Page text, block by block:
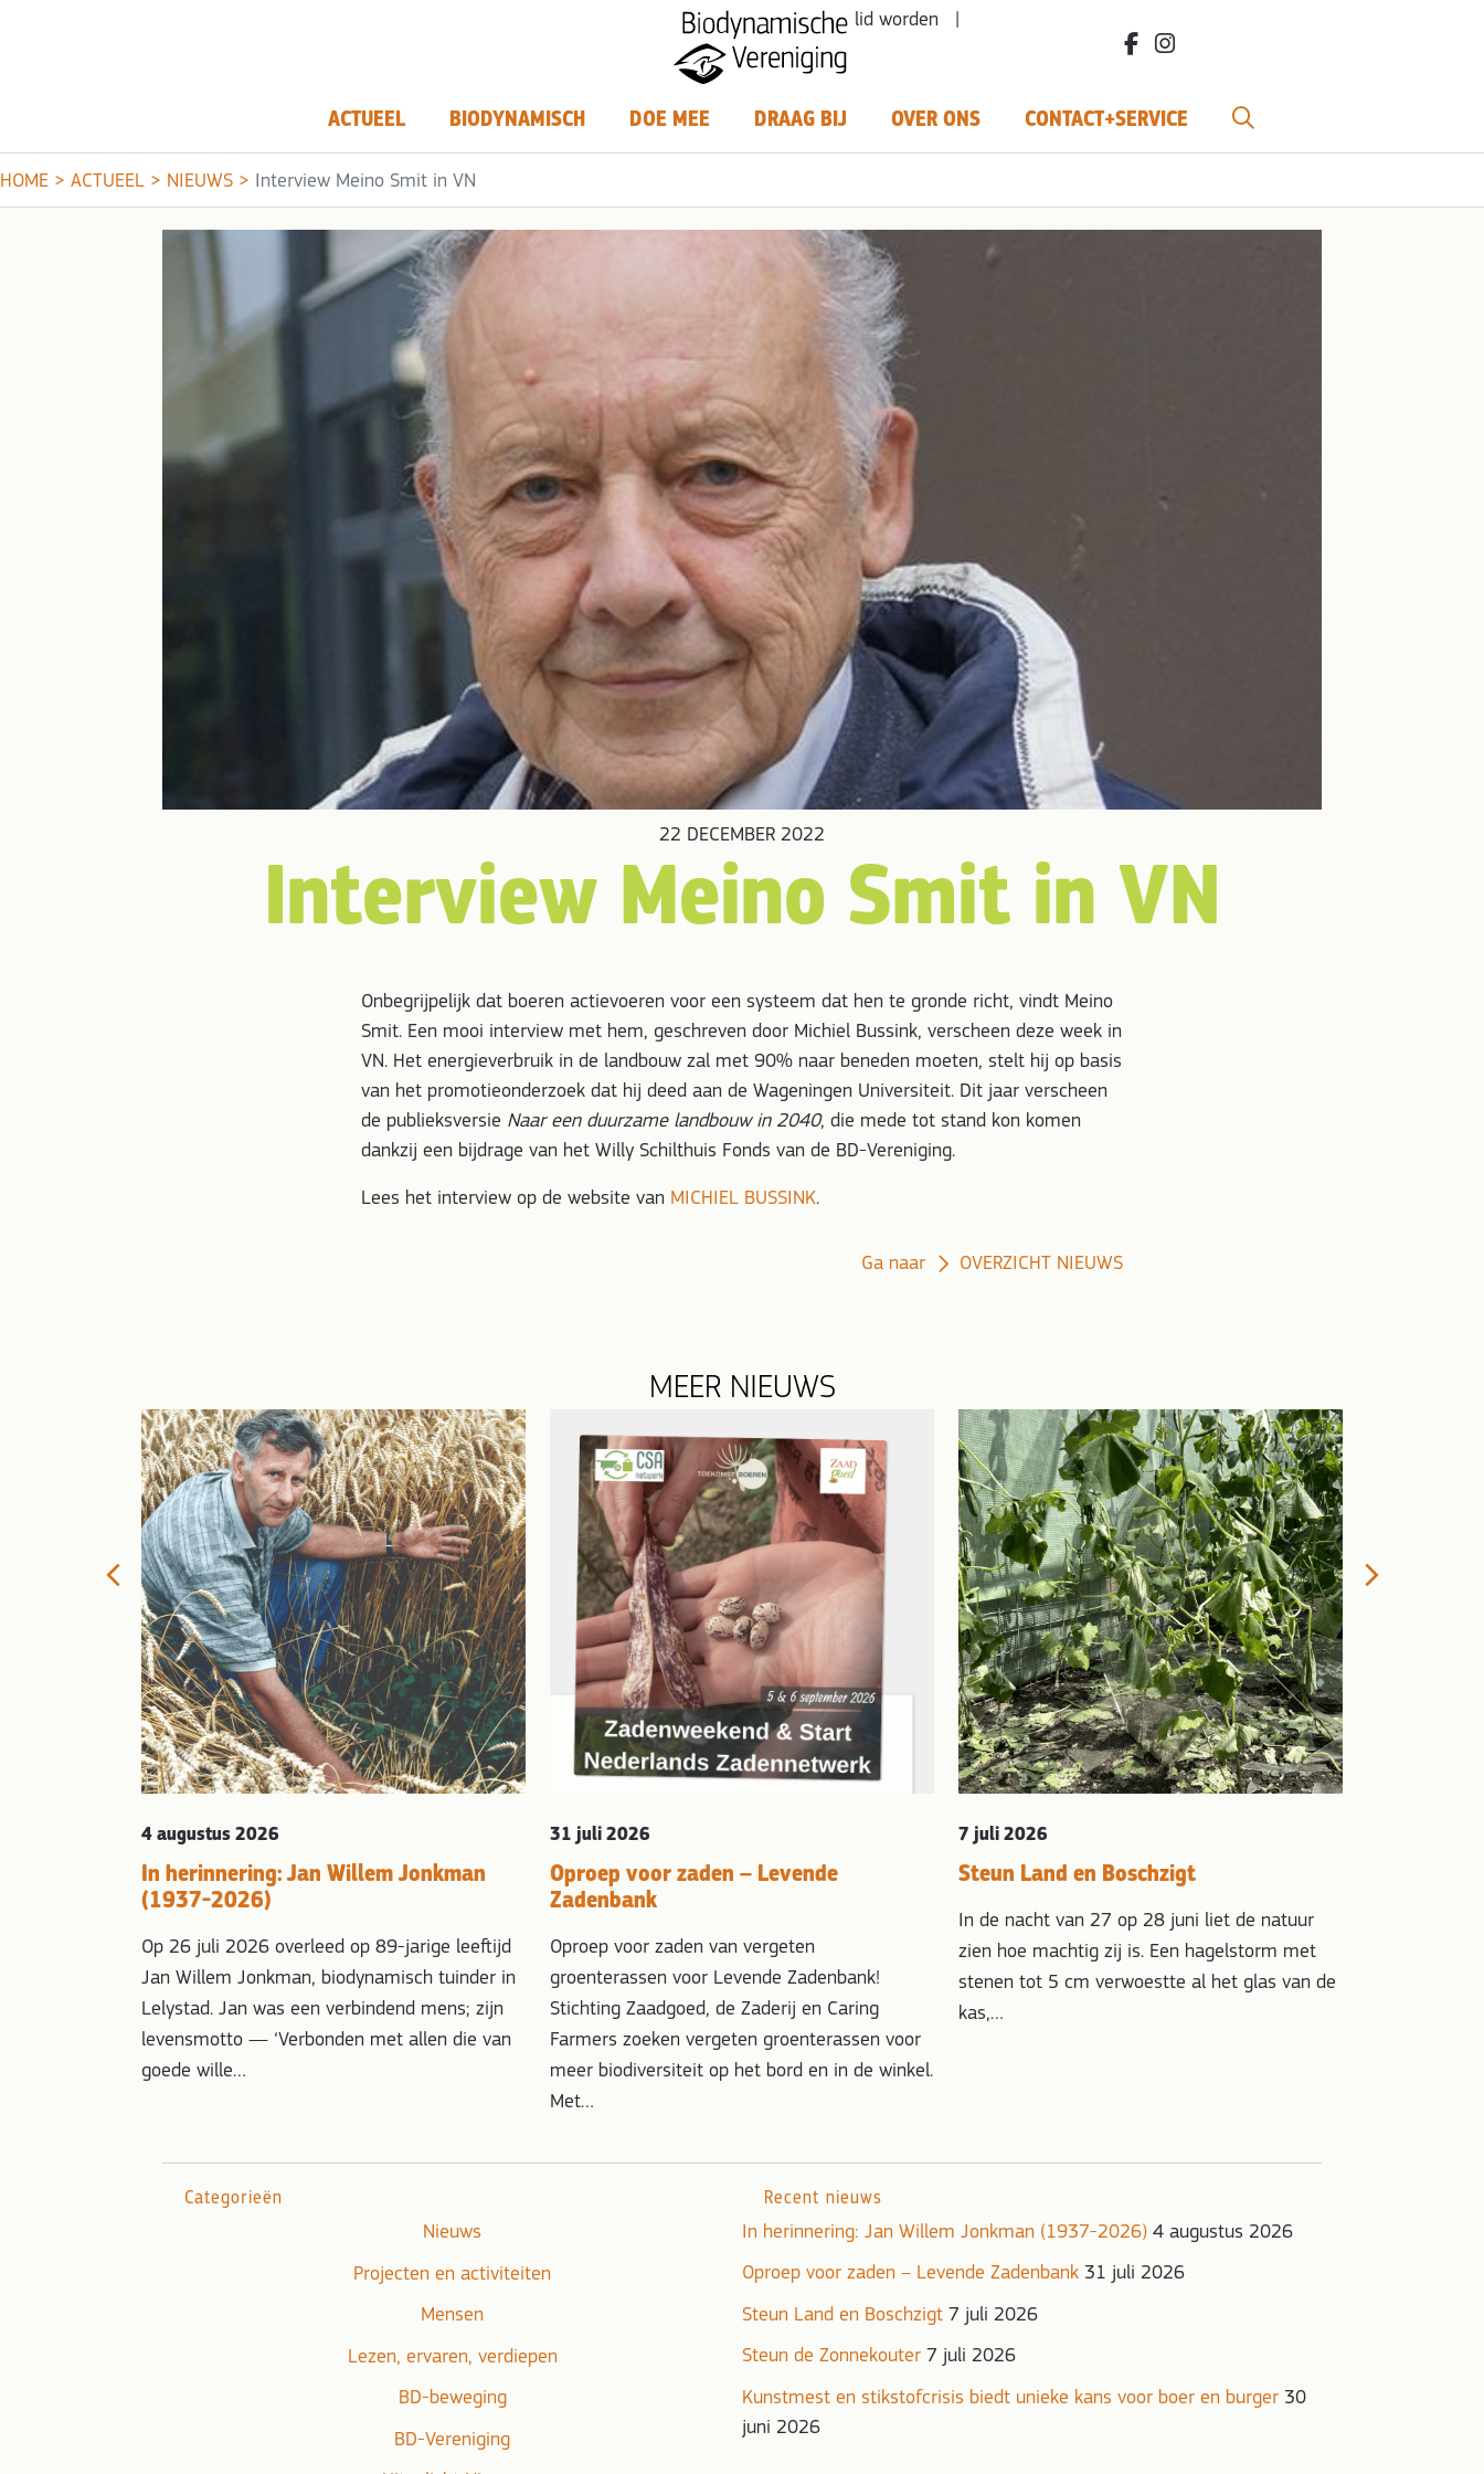
lid worden |
facebook.com/bdvereniging/
instagram.com/leefbiodynamisch/
ACTUEEL BIODYNAMISCH DOE MEE DRAAG BIJ OVER ONS CONTACT+SERVICE
HOME > ACTUEEL > NIEUWS > Interview Meino Smit in VN
22 DECEMBER 2022
Interview Meino Smit in VN
Onbegrijpelijk dat boeren actievoeren voor een systeem dat hen te gronde richt, vindt Meino
Smit. Een mooi interview met hem, geschreven door Michiel Bussink, verscheen deze week in
VN. Het energieverbruik in de landbouw zal met 90% naar beneden moeten, stelt hij op basis
van het promotieonderzoek dat hij deed aan de Wageningen Universiteit. Dit jaar verscheen
de publieksversie Naar een duurzame landbouw in 2040, die mede tot stand kon komen
dankzij een bijdrage van het Willy Schilthuis Fonds van de BD-Vereniging.
Lees het interview op de website van MICHIEL BUSSINK.
Ga naar OVERZICHT NIEUWS
MEER NIEUWS
In herinnering: Jan Willem Jonkman
(1937-2026)
4 augustus 2026
Op 26 juli 2026 overleed op 89-jarige leeftijd
Jan Willem Jonkman, biodynamisch tuinder in
Lelystad. Jan was een verbindend mens; zijn
levensmotto — ‘Verbonden met allen die van
goede wille…
Oproep voor zaden – Levende
Zadenbank
31 juli 2026
Oproep voor zaden van vergeten
groenterassen voor Levende Zadenbank!
Stichting Zaadgoed, de Zaderij en Caring
Farmers zoeken vergeten groenterassen voor
meer biodiversiteit op het bord en in de winkel.
Met…
Steun Land en Boschzigt
7 juli 2026
In de nacht van 27 op 28 juni liet de natuur
zien hoe machtig zij is. Een hagelstorm met
stenen tot 5 cm verwoestte al het glas van de
kas,…
de
Previous Next
Categorieën
Nieuws
Projecten en activiteiten
Mensen
Lezen, ervaren, verdiepen
BD-beweging
BD-Vereniging
Recent nieuws
In herinnering: Jan Willem Jonkman (1937-2026) 4 augustus 2026
Oproep voor zaden – Levende Zadenbank 31 juli 2026
Steun Land en Boschzigt 7 juli 2026
Steun de Zonnekouter 7 juli 2026
Kunstmest en stikstofcrisis biedt unieke kans voor boer en burger 30
juni 2026